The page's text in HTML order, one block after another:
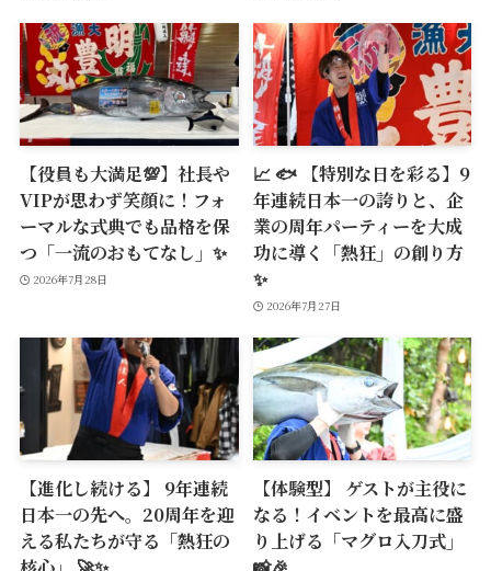
【役員も大満足💯】社長や
VIPが思わず笑顔に！フォ
ーマルな式典でも品格を保
つ「一流のおもてなし」✨
2026年7月28日
📈 🐟 【特別な日を彩る】9
年連続日本一の誇りと、企
業の周年パーティーを大成
功に導く「熱狂」の創り方
✨
2026年7月27日
【進化し続ける】 9年連続
日本一の先へ。20周年を迎
える私たちが守る「熱狂の
【体験型】 ゲストが主役に
なる！イベントを最高に盛
り上げる「マグロ入刀式」